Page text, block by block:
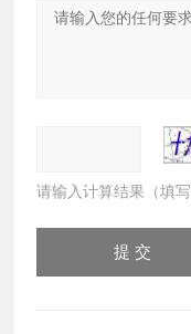
请输入计算结果（填